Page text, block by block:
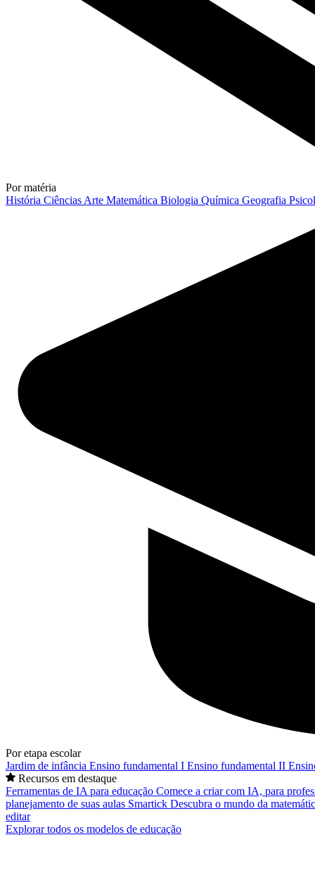
Por matéria
História Ciências Arte Matemática Biologia Química Geografia
Por etapa escolar
Jardim de infância Ensino fundamental I Ensino fundamental II
Recursos em destaque
Ferramentas de IA para educação Comece a criar com IA, para
planejamento de suas aulas Smartick Descubra o mundo da
editar
Explorar todos os modelos de educação